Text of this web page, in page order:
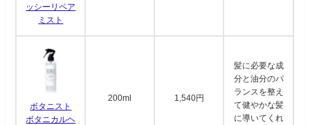
ッシーリペア
ミスト
ボタニスト
ボタニカルヘ
200ml 1,540円
髪に必要な成
分と油分のバ
ランスを整え
て健やかな髪
に導いてくれ